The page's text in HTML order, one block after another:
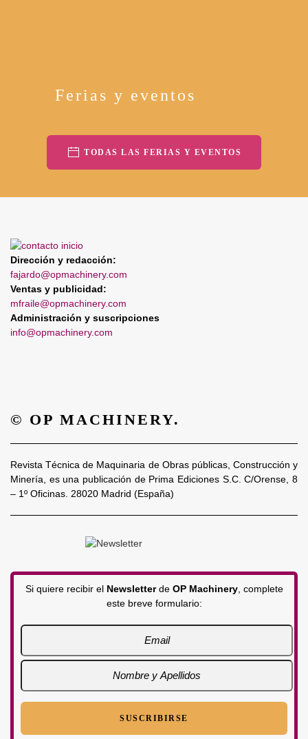
Ferias y eventos
TODAS LAS FERIAS Y EVENTOS
Dirección y redacción:
fajardo@opmachinery.com
Ventas y publicidad:
mfraile@opmachinery.com
Administración y suscripciones
info@opmachinery.com
© OP MACHINERY.
Revista Técnica de Maquinaria de Obras públicas, Construcción y
Minería, es una publicación de Prima Ediciones S.C. C/Orense, 8
– 1º Oficinas. 28020 Madrid (España)
Si quiere recibir el Newsletterde OP Machinery, complete
este breve formulario: